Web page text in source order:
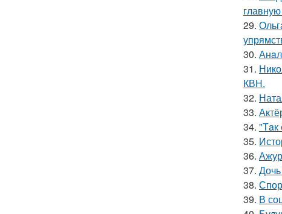
29.
30.
31.
КВН.
32.
33.
34. "Тaк
35.
36.
37.
38.
39. В